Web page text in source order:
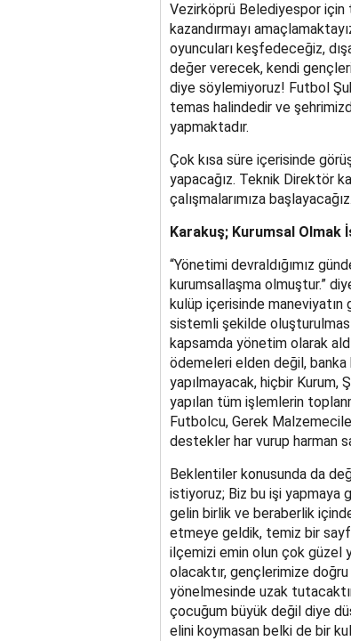
Vezirköprü Belediyespor için
kazandırmayı
oyuncuları keşfedeceğiz,
değer verecek, kendi
diye söylemiyoruz! Futbol
temas halindedir ve
yapmaktadır.
Çok kısa süre içerisinde
yapacağız. Teknik Direktör
çalışmalarımıza
Karakuş; Kurumsal Olmak
“Yönetimi devraldığımız
kurumsallaşma olmuştur.”
kulüp içerisinde maneviyatın
sistemli şekilde
kapsamda yönetim olarak
ödemeleri elden değil, banka
yapılmayacak, hiçbir Kurum,
yapılan tüm işlemlerin
Futbolcu, Gerek
destekler har vurup harman
Beklentiler konusunda da
istiyoruz; Biz bu işi yapmaya
gelin birlik ve beraberlik
etmeye geldik, temiz bir
ilçemizi emin olun çok güzel
olacaktır, gençlerimize
yönelmesinde uzak
çocuğum büyük değil diye
elini koymasan belki de bir